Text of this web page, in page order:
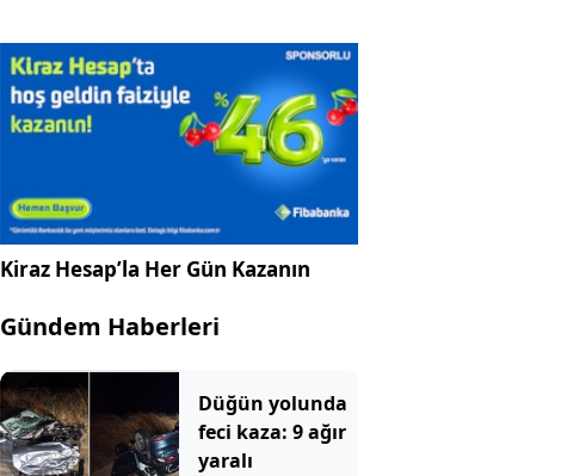
Kiraz Hesap’la Her Gün Kazanın
Gündem Haberleri
Düğün yolunda
feci kaza: 9 ağır
yaralı